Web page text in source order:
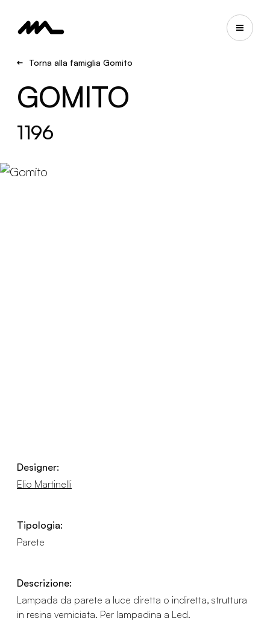
Torna alla famiglia Gomito
GOMITO
1196
Designer:
Elio Martinelli
Tipologia:
Parete
Descrizione:
Lampada da parete a luce diretta o indiretta, struttura
in resina verniciata. Per lampadina a Led.